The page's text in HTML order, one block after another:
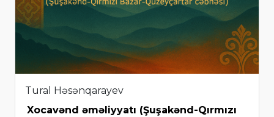
Tural Həsənqarayev
Xocavənd əməliyyatı (Şuşakənd-Qırmızı